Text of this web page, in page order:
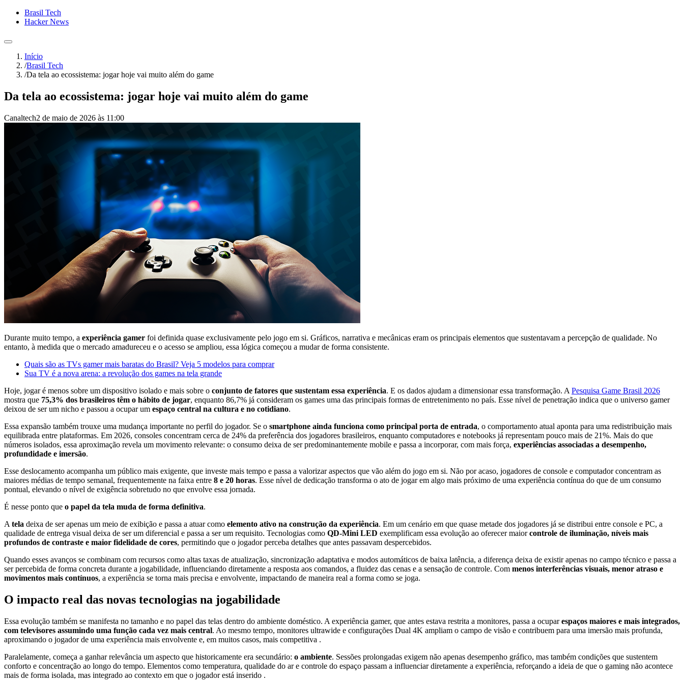
Brasil Tech
Hacker News
Início
/Brasil Tech
/Da tela ao ecossistema: jogar hoje vai muito além do game
Da tela ao ecossistema: jogar hoje vai muito além do game
Canaltech2 de maio de 2026 às 11:00
Durante muito tempo, a experiência gamer foi definida quase exclusivamente pelo jogo em si. Gráficos, narrativa e mecânicas eram os principais elementos que sustentavam a percepção de qualidade. No
entanto, à medida que o mercado amadureceu e o acesso se ampliou, essa lógica começou a mudar de forma consistente.
Quais são as TVs gamer mais baratas do Brasil? Veja 5 modelos para comprar
Sua TV é a nova arena: a revolução dos games na tela grande
Hoje, jogar é menos sobre um dispositivo isolado e mais sobre o conjunto de fatores que sustentam essa experiência. E os dados ajudam a dimensionar essa transformação. A Pesquisa Game Brasil 2026
mostra que 75,3% dos brasileiros têm o hábito de jogar, enquanto 86,7% já consideram os games uma das principais formas de entretenimento no país. Esse nível de penetração indica que o universo gamer
deixou de ser um nicho e passou a ocupar um espaço central na cultura e no cotidiano.
Essa expansão também trouxe uma mudança importante no perfil do jogador. Se o smartphone ainda funciona como principal porta de entrada, o comportamento atual aponta para uma redistribuição mais
equilibrada entre plataformas. Em 2026, consoles concentram cerca de 24% da preferência dos jogadores brasileiros, enquanto computadores e notebooks já representam pouco mais de 21%. Mais do que
números isolados, essa aproximação revela um movimento relevante: o consumo deixa de ser predominantemente mobile e passa a incorporar, com mais força, experiências associadas a desempenho,
profundidade e imersão.
Esse deslocamento acompanha um público mais exigente, que investe mais tempo e passa a valorizar aspectos que vão além do jogo em si. Não por acaso, jogadores de console e computador concentram as
maiores médias de tempo semanal, frequentemente na faixa entre 8 e 20 horas. Esse nível de dedicação transforma o ato de jogar em algo mais próximo de uma experiência contínua do que de um consumo
pontual, elevando o nível de exigência sobretudo no que envolve essa jornada.
É nesse ponto que o papel da tela muda de forma definitiva.
A tela deixa de ser apenas um meio de exibição e passa a atuar como elemento ativo na construção da experiência. Em um cenário em que quase metade dos jogadores já se distribui entre console e PC, a
qualidade de entrega visual deixa de ser um diferencial e passa a ser um requisito. Tecnologias como QD-Mini LED exemplificam essa evolução ao oferecer maiorcontrole de iluminação, níveis mais
profundos de contraste e maior fidelidade de cores, permitindo que o jogador perceba detalhes que antes passavam despercebidos.
Quando esses avanços se combinam com recursos como altas taxas de atualização, sincronização adaptativa e modos automáticos de baixa latência, a diferença deixa de existir apenas no campo técnico e passa a
ser percebida de forma concreta durante a jogabilidade, influenciando diretamente a resposta aos comandos, a fluidez das cenas e a sensação de controle. Com menos interferências visuais, menor atraso e
movimentos mais contínuos, a experiência se torna mais precisa e envolvente, impactando de maneira real a forma como se joga.
O impacto real das novas tecnologias na jogabilidade
Essa evolução também se manifesta no tamanho e no papel das telas dentro do ambiente doméstico. A experiência gamer, que antes estava restrita a monitores, passa a ocuparespaços maiores e mais integrados,
com televisores assumindo uma função cada vez mais central. Ao mesmo tempo, monitores ultrawide e configurações Dual 4K ampliam o campo de visão e contribuem para uma imersão mais profunda,
aproximando o jogador de uma experiência mais envolvente e, em muitos casos, mais competitiva .
Paralelamente, começa a ganhar relevância um aspecto que historicamente era secundário: o ambiente. Sessões prolongadas exigem não apenas desempenho gráfico, mas também condições que sustentem
conforto e concentração ao longo do tempo. Elementos como temperatura, qualidade do ar e controle do espaço passam a influenciar diretamente a experiência, reforçando a ideia de que o gaming não acontece
mais de forma isolada, mas integrado ao contexto em que o jogador está inserido .